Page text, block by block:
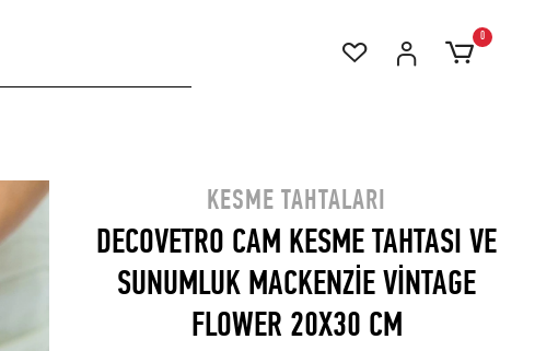
0
KESME TAHTALARI
DECOVETRO CAM KESME TAHTASI VE
SUNUMLUK MACKENZİE VİNTAGE
FLOWER 20X30 CM